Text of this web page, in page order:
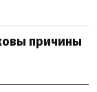
причины